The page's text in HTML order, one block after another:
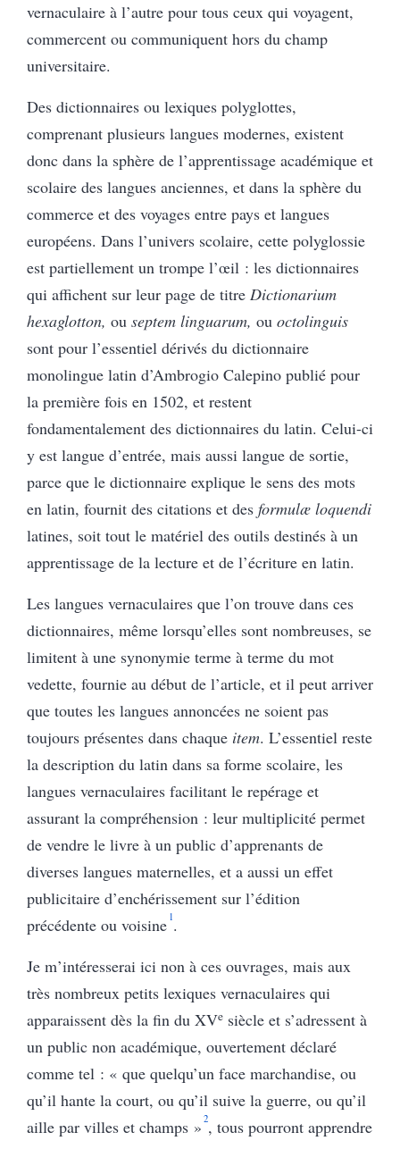
vernaculaire à l’autre pour tous ceux qui voyagent,
commercent ou communiquent hors du champ
universitaire.
Des dictionnaires ou lexiques polyglottes,
comprenant plusieurs langues modernes, existent
donc dans la sphère de l’apprentissage académique et
scolaire des langues anciennes, et dans la sphère du
commerce et des voyages entre pays et langues
européens. Dans l’univers scolaire, cette polyglossie
est partiellement un trompe l’œil : les dictionnaires
qui affichent sur leur page de titre Dictionarium
hexaglotton, ou septem linguarum, ou octolinguis
sont pour l’essentiel dérivés du dictionnaire
monolingue latin d’Ambrogio Calepino publié pour
la première fois en 1502, et restent
fondamentalement des dictionnaires du latin. Celui-ci
y est langue d’entrée, mais aussi langue de sortie,
parce que le dictionnaire explique le sens des mots
en latin, fournit des citations et des formulæ loquendi
latines, soit tout le matériel des outils destinés à un
apprentissage de la lecture et de l’écriture en latin.
Les langues vernaculaires que l’on trouve dans ces
dictionnaires, même lorsqu’elles sont nombreuses, se
limitent à une synonymie terme à terme du mot
vedette, fournie au début de l’article, et il peut arriver
que toutes les langues annoncées ne soient pas
toujours présentes dans chaque item. L’essentiel reste
la description du latin dans sa forme scolaire, les
langues vernaculaires facilitant le repérage et
assurant la compréhension : leur multiplicité permet
de vendre le livre à un public d’apprenants de
diverses langues maternelles, et a aussi un effet
publicitaire d’enchérissement sur l’édition
précédente ou voisine 1.
Je m’intéresserai ici non à ces ouvrages, mais aux
très nombreux petits lexiques vernaculaires qui
apparaissent dès la fin du XVe siècle et s’adressent à
un public non académique, ouvertement déclaré
comme tel : « que quelqu’un face marchandise, ou
qu’il hante la court, ou qu’il suive la guerre, ou qu’il
aille par villes et champs » 2, tous pourront apprendre